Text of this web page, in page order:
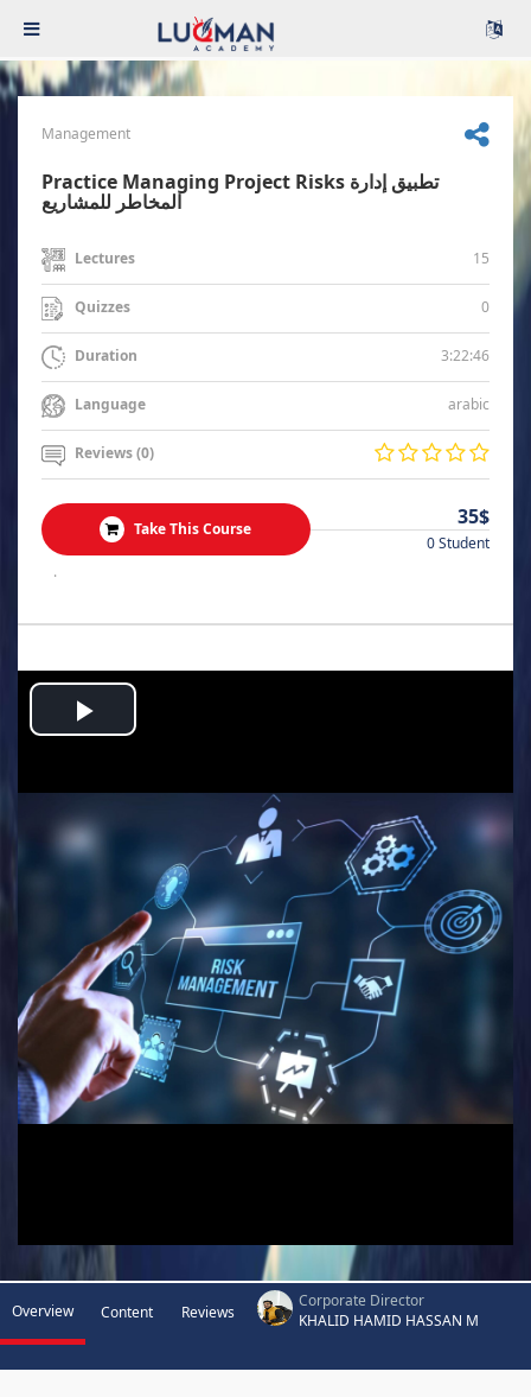
Management
Practice Managing Project Risks تطبيق إدارة
المخاطر للمشاريع
Lectures 15
Quizzes 0
Duration 3:22:46
Language arabic
Reviews (0)
Take This Course 35$
0 Student
.
Play
Video
Overview Content Reviews
Corporate Director
KHALID HAMID HASSAN M